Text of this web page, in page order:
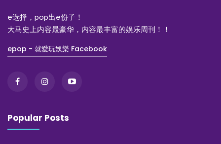
e选择，pop出e份子！
大马史上内容最豪华，内容最丰富的娱乐周刊！！
epop - 就愛玩娛樂 Facebook
Popular Posts